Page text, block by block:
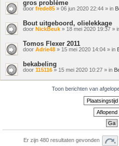
gros problème
door frede85 » 06 jun 2020 22:44 » in
Bout uitgeboord, olielekkage
door NickBeuk » 18 mei 2020 19:37 »
Tomos Flexer 2011
door Adrie48 » 15 mei 2020 14:04 » in
bekabeling
door 115116» 15 mei 2020 10:27 » in
Toon berichten van
Er zijn 480 resultaten gevonden